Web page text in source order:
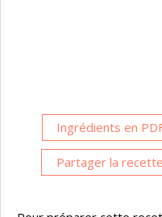
Ingrédients en
Partager la recette